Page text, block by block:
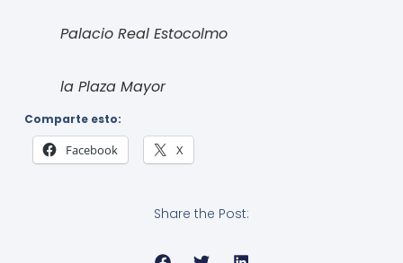
Palacio Real Estocolmo
la Plaza Mayor
Comparte esto:
Facebook X
Share the Post: